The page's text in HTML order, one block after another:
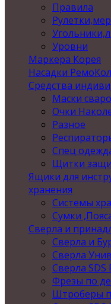
Правила
Уровни
Маркера Корея
Насадки
Средства
Маски
Очки
Разное
Спец
Щитки
Ящики для
хранения
Системы
Сумки
Сверла и
Сверла и
Сверла
Сверла SDS
Фрезы по
Штроберы